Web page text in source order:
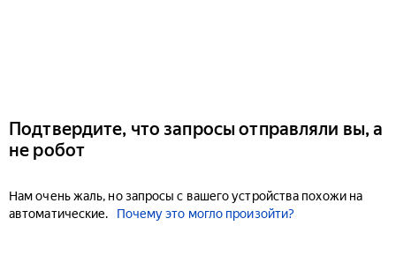
Подтвердите, что запросы отправляли вы, а
не робот
Нам очень жаль, но запросы с вашего устройства похожи на
автоматические.
Почему это могло произойти?